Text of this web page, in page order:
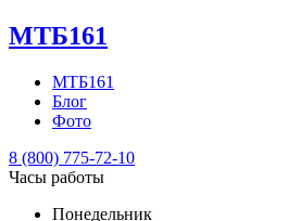
МТБ161
МТБ161
Блог
Фото
8 (800) 775-72-10
Часы работы
Понедельник